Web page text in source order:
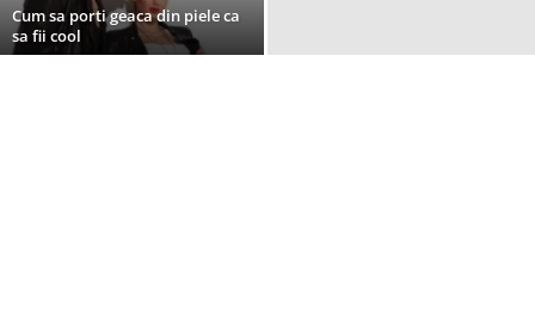
Cum sa porti geaca din piele ca
sa fii cool